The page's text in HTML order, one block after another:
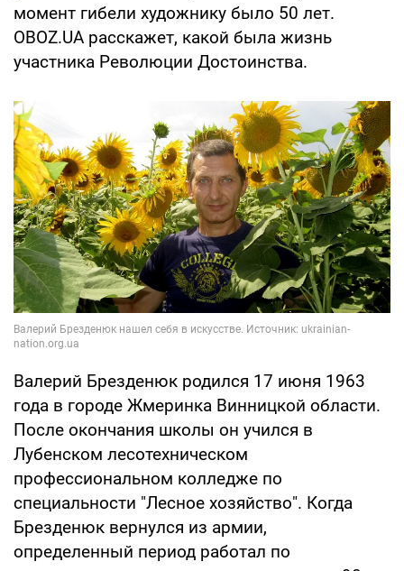
момент гибели художнику было 50 лет.
OBOZ.UA расскажет, какой была жизнь
участника Революции Достоинства.
Валерий Брезденюк родился 17 июня 1963
года в городе Жмеринка Винницкой области.
После окончания школы он учился в
Лубенском лесотехническом
профессиональном колледже по
специальности "Лесное хозяйство". Когда
Брезденюк вернулся из армии,
определенный период работал по